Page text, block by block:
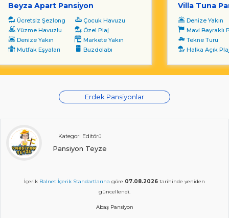
Beyza Apart Pansiyon
Ücretsiz Şezlong
Çocuk Havuzu
Yüzme Havuzlu
Özel Plaj
Denize Yakın
Markete Yakın
Mutfak Eşyaları
Buzdolabı
Villa Tuna
Denize Yakın
Mavi Bayraklı
Tekne Turu
Halka Açık
Erdek Pansiyonlar
Kategori Editörü
Pansiyon Teyze
İçerik Balnet İçerik Standartlarına göre 07.08.2026 tarihinde yeniden
güncellendi.
Abaş Pansiyon